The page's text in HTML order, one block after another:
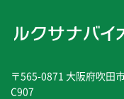
〒565-0871 大阪府吹田
C907